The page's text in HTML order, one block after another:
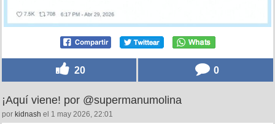
20 0
¡Aquí viene! por @supermanumolina
por kidnash el 1 may 2026, 22:01